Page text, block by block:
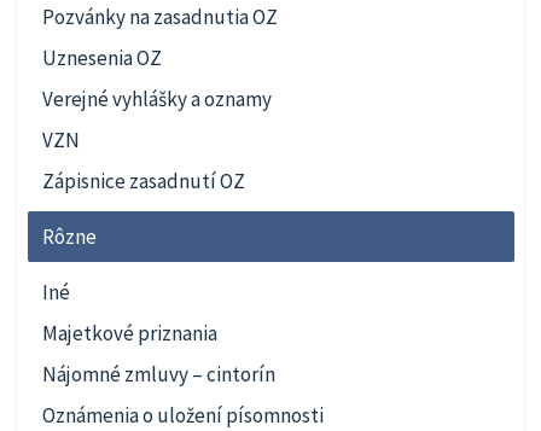
Pozvánky na zasadnutia OZ
Uznesenia OZ
Verejné vyhlášky a oznamy
VZN
Zápisnice zasadnutí OZ
Rôzne
Iné
Majetkové priznania
Nájomné zmluvy – cintorín
Oznámenia o uložení písomnosti